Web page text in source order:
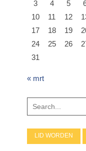
3
4 5
10
11 12
17
18 19
24
25 26
31
« mrt
LID WORDEN